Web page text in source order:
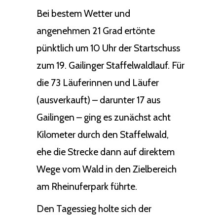
Bei bestem Wetter und
angenehmen 21 Grad ertönte
pünktlich um 10 Uhr der Startschuss
zum 19. Gailinger Staffelwaldlauf. Für
die 73 Läuferinnen und Läufer
(ausverkauft) – darunter 17 aus
Gailingen – ging es zunächst acht
Kilometer durch den Staffelwald,
ehe die Strecke dann auf direktem
Wege vom Wald in den Zielbereich
am Rheinuferpark führte.
Den Tagessieg holte sich der